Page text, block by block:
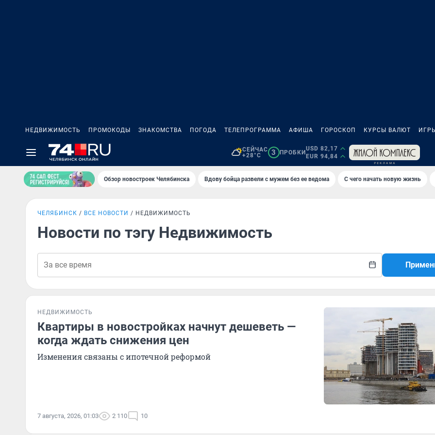
НЕДВИЖИМОСТЬ ПРОМОКОДЫ ЗНАКОМСТВА ПОГОДА ТЕЛЕПРОГРАММА АФИША ГОРОСКОП КУРСЫ ВАЛЮТ
СЕЙЧАС
+28°C
3 ПРОБКИ
USD 82,17
EUR 94,84
Обзор новостроек Челябинска Вдову бойца развели с мужем без ее ведома С чего начать новую жизнь
ЧЕЛЯБИНСК ВСЕ НОВОСТИ НЕДВИЖИМОСТЬ
Новости по тэгу Недвижимость
НЕДВИЖИМОСТЬ
Квартиры в новостройках начнут дешеветь —
когда ждать снижения цен
Изменения связаны с ипотечной реформой
7 августа, 2026, 01:03 2 110 10